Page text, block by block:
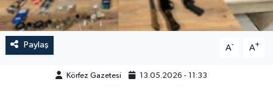
Paylaş A- A+
Körfez Gazetesi 13.05.2026 - 11:33